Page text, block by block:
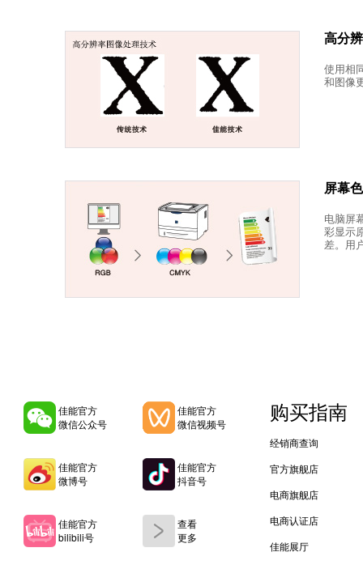
高分
使用相
和图像
屏幕
电脑屏
彩显示
差。用
佳能官方
微信公众号
佳能官方
微信视频号
佳能官方
微博号
佳能官方
抖音号
佳能官方
bilibili号
查看
更多
购买指南
经销商查询
官方旗舰店
电商旗舰店
电商认证店
佳能展厅